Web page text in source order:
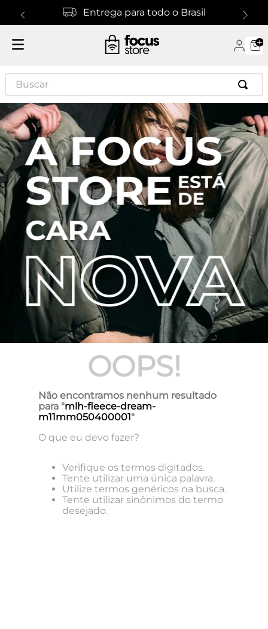
Entrega para todo o Brasil
Buscar
OOPS!
Não encontramos nenhum resultado
para "mlh-fleece-dream-
m11mm050400001"
O que eu devo fazer?
Verifique os termos digitados.
Tente utilizar uma única palavra.
Utilize termos genéricos na busca.
Tente utilizar sinônimos do termo
desejado.